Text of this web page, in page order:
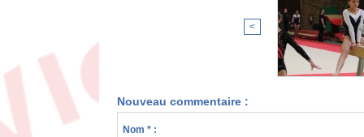
<
Nouveau commentaire :
Nom * :